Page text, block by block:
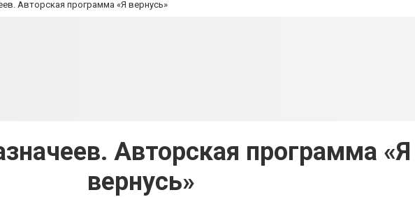
Авторская программа «Я вернусь»
Авторская программа «Я
вернусь»